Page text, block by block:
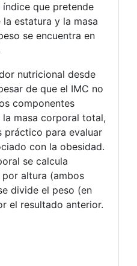
índice que pretende
estatura y la masa
se encuentra en
nutricional desde
de que el IMC no
componentes
masa corporal total,
práctico para evaluar
con la obesidad.
se calcula
altura (ambos
divide el peso (en
el resultado anterior.